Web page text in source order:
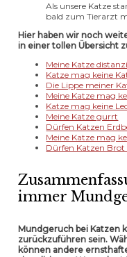
Als unsere Katze
bald zum Tierarzt
Hier haben wir noch
in einer tollen Übersicht
Meine Katze
Katze mag keine
Die Lippe meiner
Meine Katze mag
Katze mag keine
Meine Katze gurrt
Dürfen Katzen
Meine Katze mag
Dürfen Katzen Brot
immer
Mundgeruch bei Katzen
zurückzuführen sein.
können andere